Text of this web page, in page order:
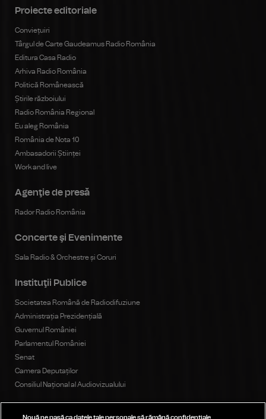
Proiecte editoriale
Conviețuiri
Târgul de Carte Gaudeamus Radio România
Editura Casa Radio
Arhiva Radio România
Politică Românească
Știrile războiului
Radio România Regional
Eu aleg România
România de Nota 10
Ambasadorii Științei
Work and live
Agenţie de presă
Rador Radio România
Concerte şi Evenimente
Sala Radio & Orchestre și Coruri
Instituţii Publice
Societatea Română de Radiodifuziune
Administrația Prezidențială
Guvernul României
Parlamentul României
Senat
Camera Deputaților
Consiliul Național al Audiovizualului
Nouă ne pasă ca datele tale personale să rămână confidențiale